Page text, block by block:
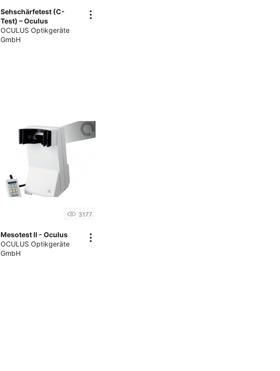
Sehschärfetest (C-
Test) – Oculus
OCULUS Optikgeräte
GmbH
3177
Mesotest II - Oculus
OCULUS Optikgeräte
GmbH